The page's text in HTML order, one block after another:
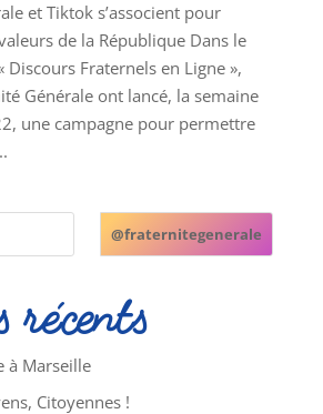
et Tiktok s’associent pour
de la République Dans le
Discours Fraternels en Ligne »,
Générale ont lancé, la semaine
une campagne pour permettre
@fraternitegenerale
récents
à Marseille
Citoyennes !